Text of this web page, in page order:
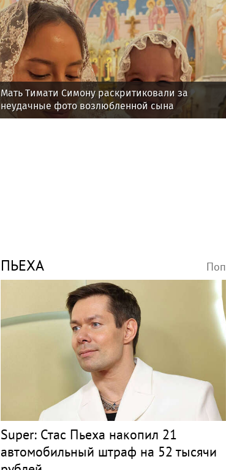
Мать Тимати Симону раскритиковали за
неудачные фото возлюбленной сына
Валентины
ПЬЕХА Поп
Super: Стас Пьеха накопил 21
автомобильный штраф на 52 тысячи